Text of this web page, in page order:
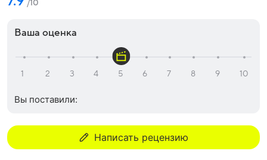
/10
Ваша оценка
Вы поставили:
Написать рецензию